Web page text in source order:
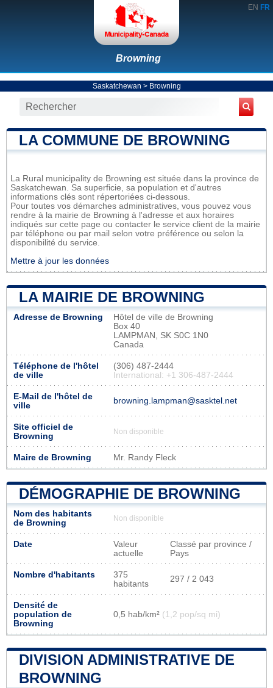
EN FR
Browning
Saskatchewan > Browning
LA COMMUNE DE BROWNING
La Rural municipality de Browning est située dans la province de
Saskatchewan. Sa superficie, sa population et d'autres
informations clés sont répertoriées ci-dessous.
Pour toutes vos démarches administratives, vous pouvez vous
rendre à la mairie de Browning à l'adresse et aux horaires
indiqués sur cette page ou contacter le service client de la mairie
par téléphone ou par mail selon votre préférence ou selon la
disponibilité du service.
Mettre à jour les données
LA MAIRIE DE BROWNING
Adresse de Browning
Hôtel de ville de Browning
Box 40
LAMPMAN, SK S0C 1N0
Canada
Téléphone de l'hôtel
de ville
(306) 487-2444
International: +1 306-487-2444
E-Mail de l'hôtel de
ville
browning.lampman@sasktel.net
Site officiel de
Browning
Non disponible
Maire de Browning Mr. Randy Fleck
DÉMOGRAPHIE DE BROWNING
Nom des habitants
de Browning
Non disponible
Date
Valeur
actuelle
Classé par province /
Pays
Nombre d'habitants
375
habitants
297 / 2 043
Densité de
population de
Browning
0,5 hab/km² (1,2 pop/sq mi)
DIVISION ADMINISTRATIVE DE
BROWNING